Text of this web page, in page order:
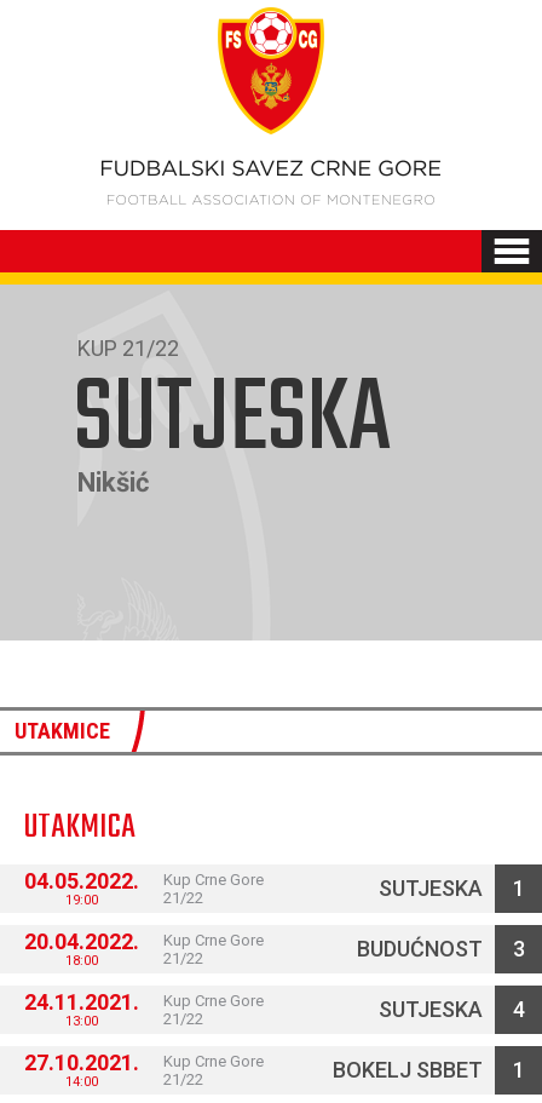
KUP 21/22
SUTJESKA
Nikšić
UTAKMICE
UTAKMICA
04.05.2022.
19:00
Kup Crne Gore
21/22
SUTJESKA 1
20.04.2022.
18:00
Kup Crne Gore
21/22
BUDUĆNOST 3
24.11.2021.
13:00
Kup Crne Gore
21/22
SUTJESKA 4
27.10.2021.
14:00
Kup Crne Gore
21/22
BOKELJ SBBET 1